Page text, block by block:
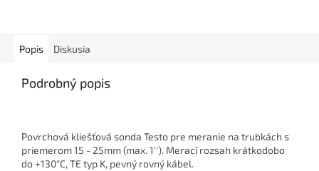
Popis Diskusia
Podrobný popis
Povrchová kliešťová sonda Testo pre meranie na trubkách s
priemerom 15 - 25mm (max. 1''). Merací rozsah krátkodobo
do +130°C, TE typ K, pevný rovný kábel.